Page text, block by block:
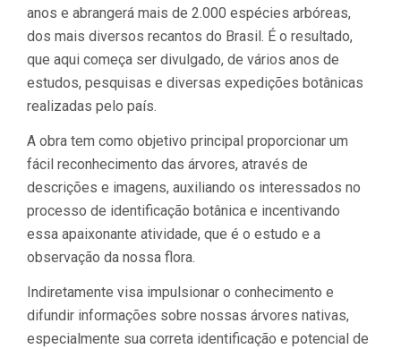
anos e abrangerá mais de 2.000 espécies arbóreas,
dos mais diversos recantos do Brasil. É o resultado,
que aqui começa ser divulgado, de vários anos de
estudos, pesquisas e diversas expedições botânicas
realizadas pelo país.
A obra tem como objetivo principal proporcionar um
fácil reconhecimento das árvores, através de
descrições e imagens, auxiliando os interessados no
processo de identificação botânica e incentivando
essa apaixonante atividade, que é o estudo e a
observação da nossa flora.
Indiretamente visa impulsionar o conhecimento e
difundir informações sobre nossas árvores nativas,
especialmente sua correta identificação e potencial de